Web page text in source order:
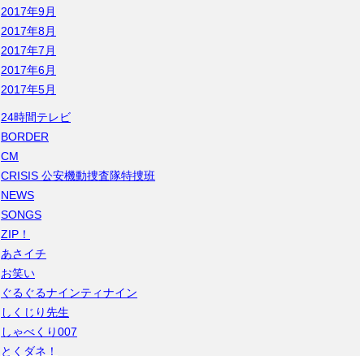
2017年9月
2017年8月
2017年7月
2017年6月
2017年5月
24時間テレビ
BORDER
CM
CRISIS 公安機動捜査隊特捜班
NEWS
SONGS
ZIP！
あさイチ
お笑い
ぐるぐるナインティナイン
しくじり先生
しゃべくり007
とくダネ！